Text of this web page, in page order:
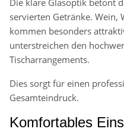
Die klare Glasoptik betont
servierten Getränke. Wein,
kommen besonders
unterstreichen den
Tischarrangements.
Dies sorgt für einen
Gesamteindruck.
Komfortables